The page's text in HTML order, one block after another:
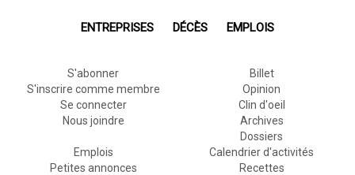
ENTREPRISES DÉCÈS EMPLOIS
S'abonner
S'inscrire comme membre
Se connecter
Nous joindre
Billet
Opinion
Clin d'oeil
Archives
Dossiers
Emplois
Petites annonces
Calendrier d'activités
Recettes